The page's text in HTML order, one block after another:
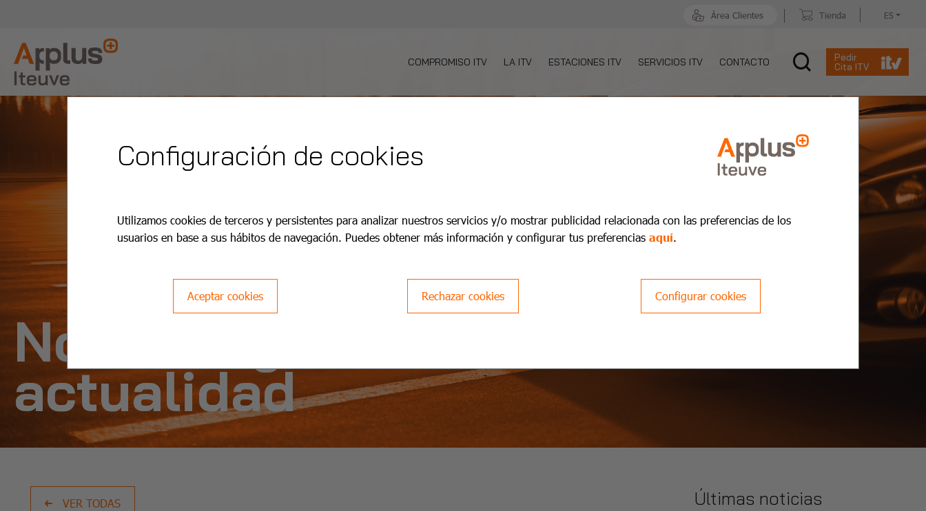
Área Clientes Tienda ES
COMPROMISO ITV LA ITV ESTACIONES ITV SERVICIOS ITV CONTACTO
Pedir
Cita ITV
Noticias y
actualidad
VER TODAS Últimas noticias
Configuración de cookies
Utilizamos cookies de terceros y persistentes para analizar nuestros servicios y/o mostrar publicidad relacionada con las preferencias de los
usuarios en base a sus hábitos de navegación. Puedes obtener más información y configurar tus preferencias aquí.
Aceptar cookies Rechazar cookies Configurar cookies